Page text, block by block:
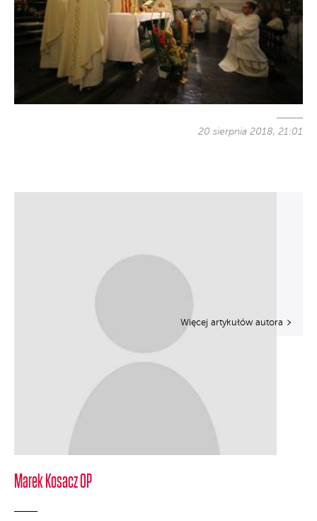
20 sierpnia 2018, 21:01
Marek Kosacz OP
Więcej artykułów autora